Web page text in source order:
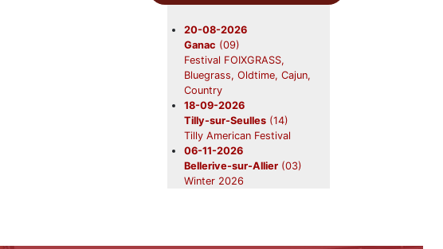
Beavers en concert
Stage Sorefingers Week
20-08-2026
Ganac (09)
Festival FOIXGRASS,
Bluegrass, Oldtime, Cajun,
Country
18-09-2026
Tilly-sur-Seulles (14)
Tilly American Festival
06-11-2026
Bellerive-sur-Allier (03)
Winter 2026